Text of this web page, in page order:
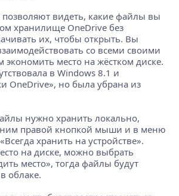
видеть, какие файлы вы
хранилище OneDrive без
их, чтобы открыть. Вы
со всеми своими
место на жёстком диске.
в Windows 8.1 и
OneDrive», но была убрана из
нужно хранить локально,
правой кнопкой мыши и в меню
хранить на устройстве».
на диске, можно выбрать
место», тогда файлы будут
облаке.